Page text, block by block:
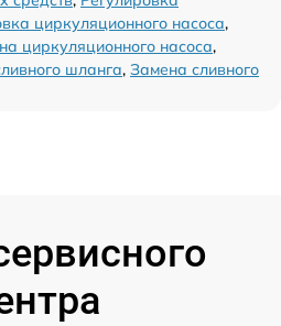
циркуляционного насоса,
циркуляционного насоса,
шланга, Замена сливного